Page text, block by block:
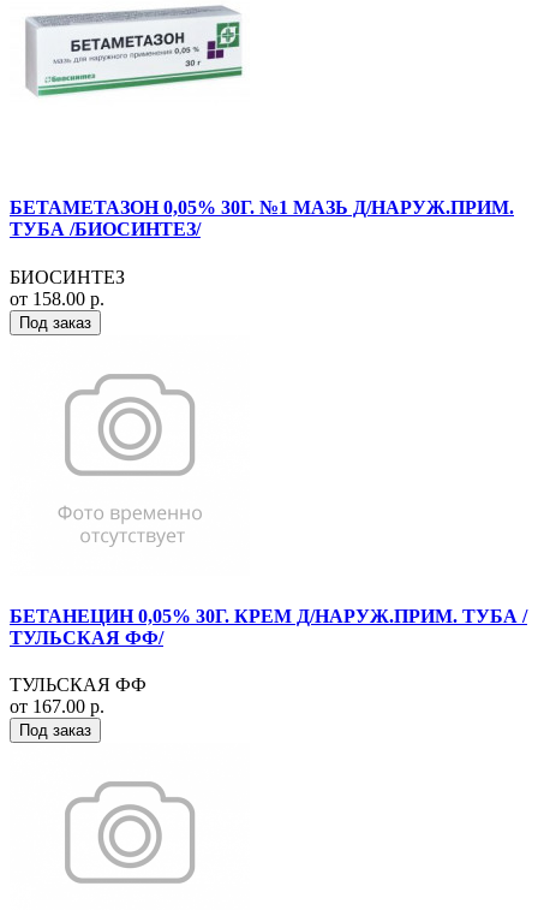
БЕТАМЕТАЗОН 0,05% 30Г. №1 МАЗЬ Д/НАРУЖ.ПРИМ.
ТУБА /БИОСИНТЕЗ/
БИОСИНТЕЗ
от 158.00 р.
Под заказ
БЕТАНЕЦИН 0,05% 30Г. КРЕМ Д/НАРУЖ.ПРИМ. ТУБА /
ТУЛЬСКАЯ ФФ/
ТУЛЬСКАЯ ФФ
от 167.00 р.
Под заказ